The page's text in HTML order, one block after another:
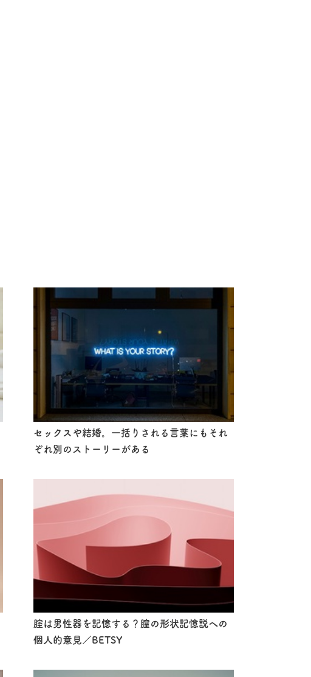
セックスや結婚。一括りされる言葉にもそれ
ぞれ別のストーリーがある
腟は男性器を記憶する？膣の形状記憶説への
個人的意見／BETSY